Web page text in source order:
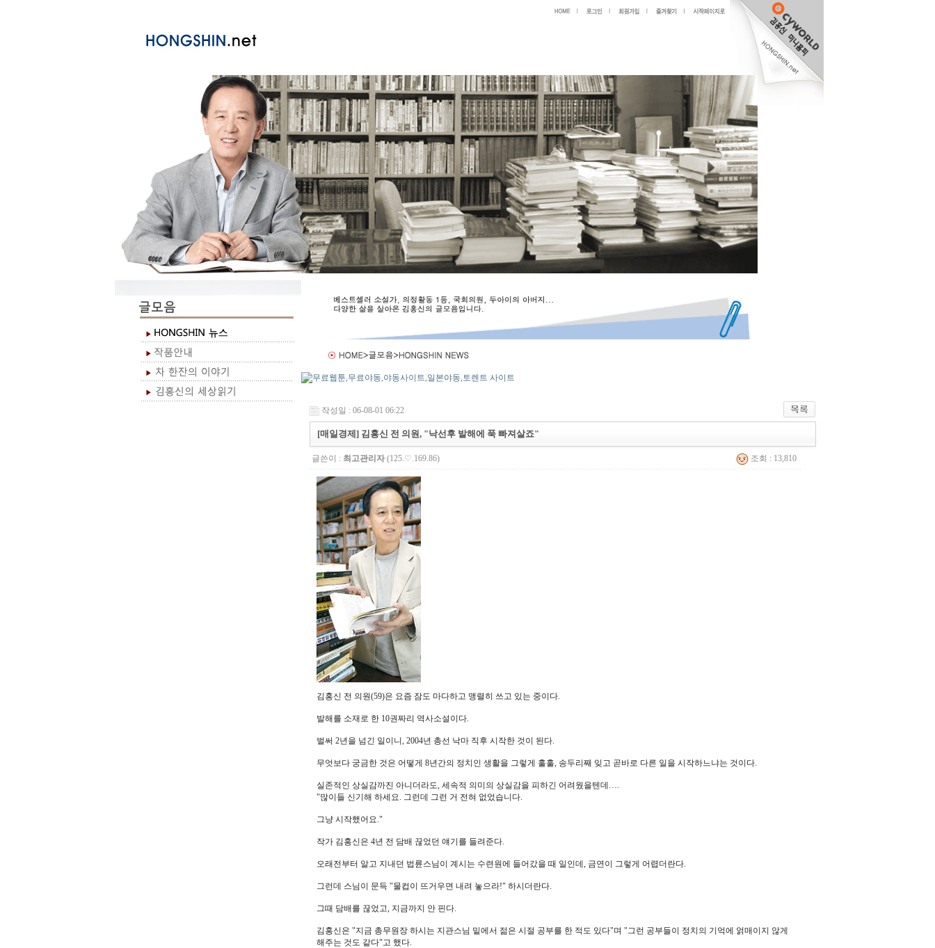
작성일 : 06-08-01 06:22
[매일경제] 김홍신 전 의원, "낙선후 발해에 푹 빠져살죠"
글쓴이 : 최고관리자(125.♡.169.86) 조회 : 13,810
김홍신 전 의원(59)은 요즘 잠도 마다하고 맹렬히 쓰고 있는 중이다.
발해를 소재로 한 10권짜리 역사소설이다.
벌써 2년을 넘긴 일이니, 2004년 총선 낙마 직후 시작한 것이 된다.
무엇보다 궁금한 것은 어떻게 8년간의 정치인 생활을 그렇게 훌훌, 송두리째 잊고 곧바로 다른 일을 시작하느냐는 것이다.
실존적인 상실감까진 아니더라도, 세속적 의미의 상실감을 피하긴 어려웠을텐데….
"많이들 신기해 하세요. 그런데 그런 거 전혀 없었습니다.
그냥 시작했어요."
작가 김홍신은 4년 전 담배 끊었던 얘기를 들려준다.
오래전부터 알고 지내던 법륜스님이 계시는 수련원에 들어갔을 때 일인데, 금연이 그렇게 어렵더란다.
그런데 스님이 문득 "물컵이 뜨거우면 내려 놓으라!" 하시더란다.
그때 담배를 끊었고, 지금까지 안 핀다.
김홍신은 "지금 총무원장 하시는 지관스님 밑에서 젊은 시절 공부를 한 적도 있다"며 "그런 공부들이 정치의 기억에 얽매이지 않게
해주는 것도 같다"고 했다.